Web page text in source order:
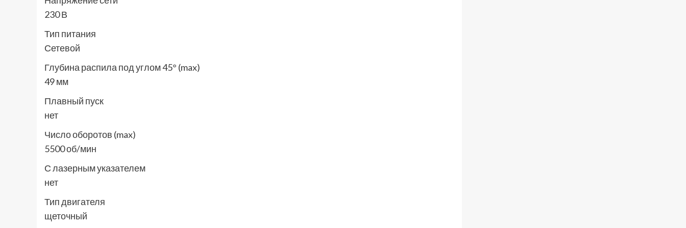
230 В
Тип питания
Сетевой
Глубина распила под углом 45° (max)
49 мм
Плавный пуск
нет
Число оборотов (max)
5500 об/мин
С лазерным указателем
нет
Тип двигателя
щеточный